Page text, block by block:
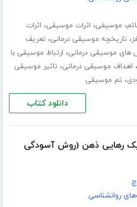
، موسیقی، اثرات موسیقی، اثرات
، تاریخچه موسیقی درمانی، تعریف
های موسیقی درمانی، ارتباط موسیقی با
، اهداف موسیقی درمانی، تاثیر موسیقی
، تم موسیقی
دانلود کتاب
رهایی ذهن (روش آسودگی
روانشناسی